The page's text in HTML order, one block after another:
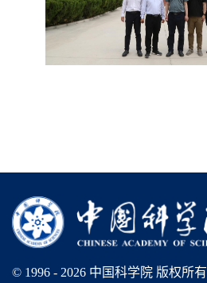
© 1996 - 2026 中国科学院 版权所有